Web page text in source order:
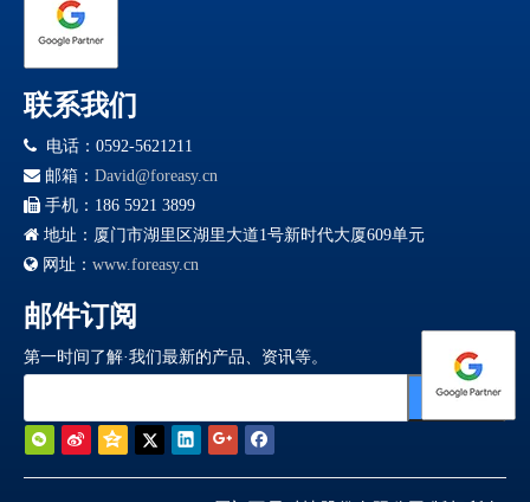
联系我们
 电话：0592-5621211
 邮箱： David@foreasy.cn
 手机：186 5921 3899
 地址：厦门市湖里区湖里大道1号新时代大厦609单元
 网址： www.foreasy.cn
邮件订阅
第一时间了解·我们最新的产品、资讯等。
订阅